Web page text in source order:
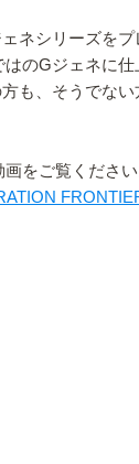
ネシリーズをプ
のGジェネに
も、そうでな
をご覧ください